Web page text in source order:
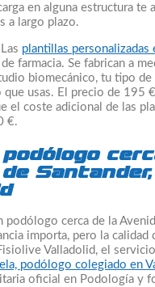
en alguna estructura te
a largo plazo.
Las plantillas personalizadas
farmacia. Se fabrican a
biomecánico, tu tipo de
que usas. El precio de 195
el coste adicional de las
€.
Santander,
podólogo cerca de la
importa, pero la calidad
Valladolid, el
podólogo colegiado en
oficial en Podología y